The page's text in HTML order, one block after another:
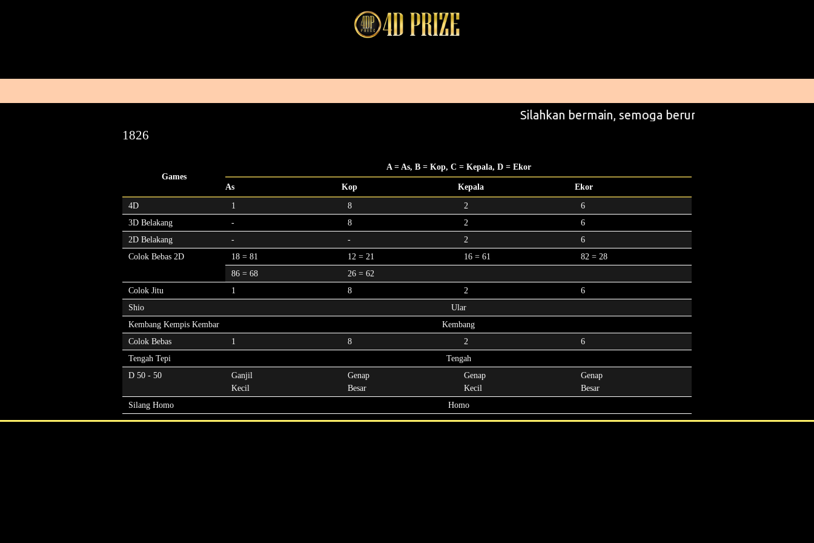
Silahkan bermain, semoga beruntung
1826
Games
A = As, B = Kop, C = Kepala, D = Ekor
As Kop Kepala Ekor
4D 1 8 2
6
3D Belakang
- 8 2
6
2D Belakang
- - 2
6
Colok Bebas 2D
18 = 81 12 = 21 16 = 61
82 = 28
86 = 68
26 = 62
Colok Jitu
1 8 2
6
Shio
Ular
Kembang Kempis Kembar
Kembang
Colok Bebas
1 8 2
6
Tengah Tepi
Tengah
D 50 - 50
Ganjil
Kecil
Genap
Besar
Genap
Kecil
Genap
Besar
Silang Homo
Homo